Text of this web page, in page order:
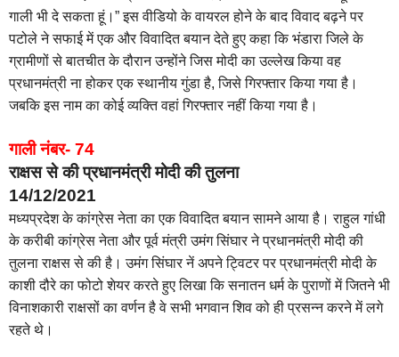
गाली भी दे सकता हूं।” इस वीडियो के वायरल होने के बाद विवाद बढ़ने पर
पटोले ने सफाई में एक और विवादित बयान देते हुए कहा कि भंडारा जिले के
ग्रामीणों से बातचीत के दौरान उन्होंने जिस मोदी का उल्लेख किया वह
प्रधानमंत्री ना होकर एक स्थानीय गुंडा है, जिसे गिरफ्तार किया गया है।
जबकि इस नाम का कोई व्यक्ति वहां गिरफ्तार नहीं किया गया है।
गाली नंबर- 74
राक्षस से की प्रधानमंत्री मोदी की तुलना
14/12/2021
मध्यप्रदेश के कांग्रेस नेता का एक विवादित बयान सामने आया है। राहुल गांधी
के करीबी कांग्रेस नेता और पूर्व मंत्री उमंग सिंघार ने प्रधानमंत्री मोदी की
तुलना राक्षस से की है। उमंग सिंघार नें अपने ट्विटर पर प्रधानमंत्री मोदी के
काशी दौरे का फोटो शेयर करते हुए लिखा कि सनातन धर्म के पुराणों में जितने भी
विनाशकारी राक्षसों का वर्णन है वे सभी भगवान शिव को ही प्रसन्न करने में लगे
रहते थे।